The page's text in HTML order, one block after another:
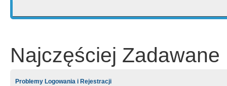
Najczęściej Zadawane
Problemy Logowania i Rejestracji